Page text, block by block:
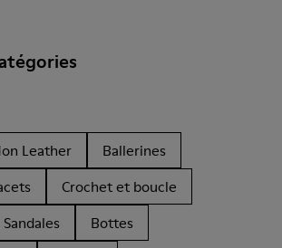
Leather
Ballerines
Crochet et boucle
Sandales
Bottes